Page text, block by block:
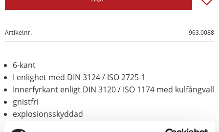
Artikelnr 963.0088
6-kant
I enlighet med DIN 3124 / ISO 2725-1
Innerfyrkant enligt DIN 3120 / ISO 1174 med kulfångvall
gnistfri
explosionsskyddad
korrosionsbeständig